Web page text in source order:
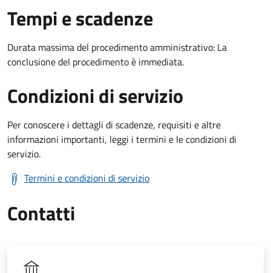
Tempi e scadenze
Durata massima del procedimento amministrativo: La
conclusione del procedimento è immediata.
Condizioni di servizio
Per conoscere i dettagli di scadenze, requisiti e altre
informazioni importanti, leggi i termini e le condizioni di
servizio.
Termini e condizioni di servizio
Contatti